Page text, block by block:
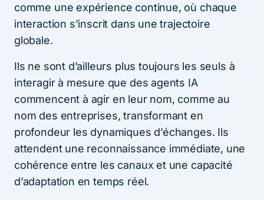
comme une expérience continue, où chaque
interaction s’inscrit dans une trajectoire
globale.
Ils ne sont d’ailleurs plus toujours les seuls à
interagir à mesure que des agents IA
commencent à agir en leur nom, comme au
nom des entreprises, transformant en
profondeur les dynamiques d’échanges. Ils
attendent une reconnaissance immédiate, une
cohérence entre les canaux et une capacité
d’adaptation en temps réel.